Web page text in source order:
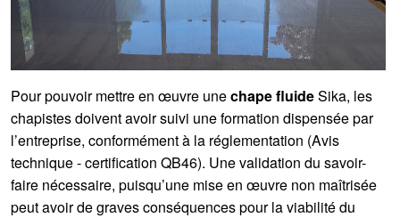
Pour pouvoir mettre en œuvre unechape fluideSika, les
chapistes doivent avoir suivi une formation dispensée par
l’entreprise, conformément à la réglementation (Avis
technique - certification QB46). Une validation du savoir-
faire nécessaire, puisqu’une mise en œuvre non maîtrisée
peut avoir de graves conséquences pour la viabilité du